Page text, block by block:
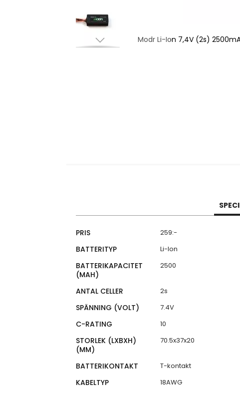
Modr Li-Ion 7,4V (2s)
Specifikationer
PRIS 259:-
BATTERITYP Li-Ion
BATTERIKAPACITET
(MAH)
2500
ANTAL CELLER 2s
SPÄNNING (VOLT) 7.4V
C-RATING 10
STORLEK (LXBXH)
(MM)
70.5x37x20
BATTERIKONTAKT T-kontakt
KABELTYP 18AWG